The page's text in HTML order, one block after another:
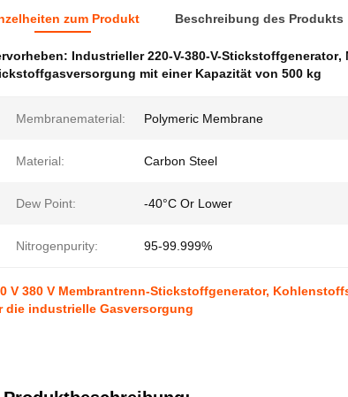
zum Produkt Beschreibung des Produkts
Industrieller 220-V-380-V-Stickstoffgenerator,
mit einer Kapazität von 500 kg
Membranematerial: Polymeric Membrane
Material: Carbon Steel
Dew Point: -40°C Or Lower
Nitrogenpurity: 95-99.999%
V 380 V Membrantrenn-Stickstoffgenerator,
die industrielle Gasversorgung